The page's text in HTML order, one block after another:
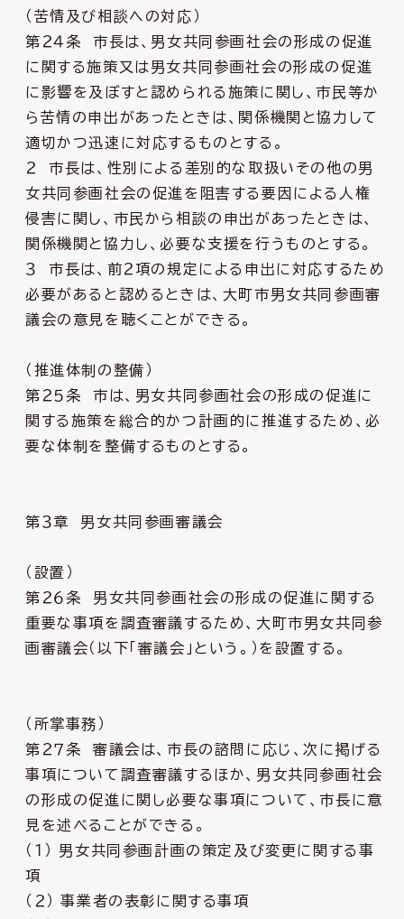
（苦情及び相談への対応）
第２４条 市長は、男女共同参画社会の形成の促進
に関する施策又は男女共同参画社会の形成の促進
に影響を及ぼすと認められる施策に関し、市民等か
ら苦情の申出があったときは、関係機関と協力して
適切かつ迅速に対応するものとする。
２ 市長は、性別による差別的な取扱いその他の男
女共同参画社会の促進を阻害する要因による人権
侵害に関し、市民から相談の申出があったときは、
関係機関と協力し、必要な支援を行うものとする。
３ 市長は、前２項の規定による申出に対応するため
必要があると認めるときは、大町市男女共同参画審
議会の意見を聴くことができる。
（推進体制の整備）
第２５条 市は、男女共同参画社会の形成の促進に
関する施策を総合的かつ計画的に推進するため、必
要な体制を整備するものとする。
第３章 男女共同参画審議会
（設置）
第２６条 男女共同参画社会の形成の促進に関する
重要な事項を調査審議するため、大町市男女共同参
画審議会（以下「審議会」という。）を設置する。
（所掌事務）
第２７条 審議会は、市長の諮問に応じ、次に掲げる
事項について調査審議するほか、男女共同参画社会
の形成の促進に関し必要な事項について、市長に意
見を述べることができる。
（１） 男女共同参画計画の策定及び変更に関する事
項
（２） 事業者の表彰に関する事項